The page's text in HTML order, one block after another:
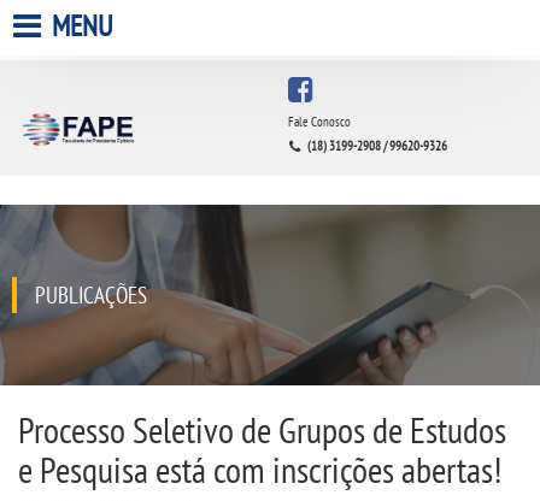
A FACULDADE
QUEM SOMOS
INFRAESTRUTURA
BIBLIOTECA
CPA
MENU
Fale Conosco
(18) 3199-2908 / 99620-9326
PUBLICAÇÕES
Processo Seletivo de Grupos de Estudos
e Pesquisa está com inscrições abertas!